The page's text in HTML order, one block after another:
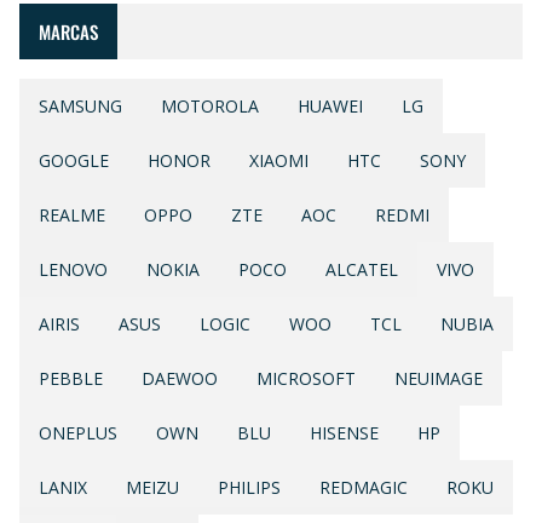
MARCAS
SAMSUNG MOTOROLA HUAWEI LG
GOOGLE HONOR XIAOMI HTC SONY
REALME OPPO ZTE AOC REDMI
LENOVO NOKIA POCO ALCATEL VIVO
AIRIS ASUS LOGIC WOO TCL NUBIA
PEBBLE DAEWOO MICROSOFT NEUIMAGE
ONEPLUS OWN BLU HISENSE HP
LANIX MEIZU PHILIPS REDMAGIC ROKU